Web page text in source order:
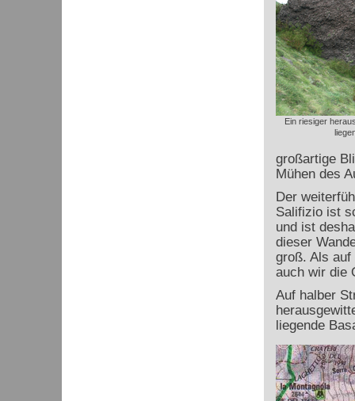
Ein riesiger
großartige
Mühen des
Der
Salifizio ist
und ist
dieser
groß. Als auf
auch wir die
Auf halber
liegende